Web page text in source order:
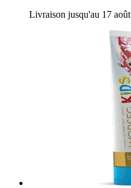
Livraison jusqu'au 17 août